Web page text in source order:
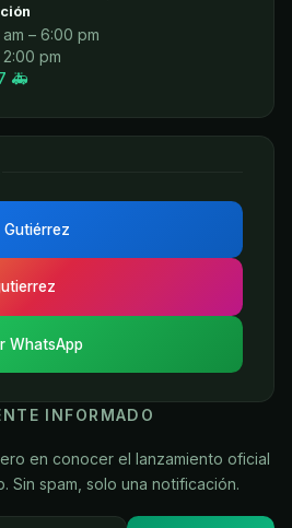
– 6:00 pm
pm
🚑
Gutiérrez
WhatsApp
INFORMADO
en conocer el lanzamiento oficial
Sin spam, solo una notificación.